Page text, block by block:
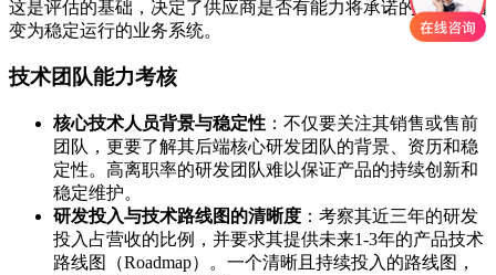
这是评估的基础，决定了供应商是否有能力将承诺的技术蓝图
变为稳定运行的业务系统。
技术团队能力考核
核心技术人员背景与稳定性 ：不仅要关注其销售或售前
团队，更要了解其后端核心研发团队的背景、资历和稳
定性。高离职率的研发团队难以保证产品的持续创新和
稳定维护。
研发投入与技术路线图的清晰度 ：考察其近三年的研发
投入占营收的比例，并要求其提供未来1-3年的产品技术
路线图（Roadmap）。一个清晰且持续投入的路线图，